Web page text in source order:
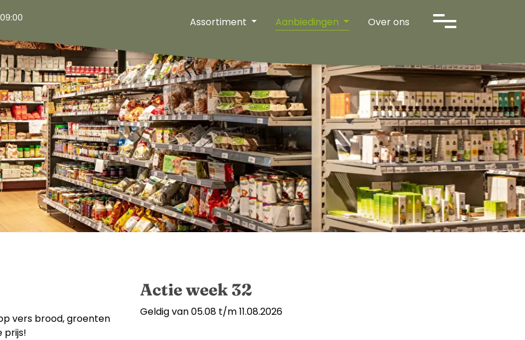
Assortiment Aanbiedingen Over ons
Groente en fruittassen
Aanbiedingen
Folder
Weekactie
Contact
Contactgegevens
Afhaal en bezorging
050 - 850 75 87
vers brood, groenten
prijs!
Actie week 32
Geldig van 05.08 t/m 11.08.2026